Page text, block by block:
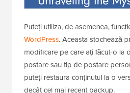
Puteți utiliza, de asemenea,
WordPress. Aceasta stochează
modificare pe care ați făcut-o la o
postare sau tip de postare
puteți restaura conținutul la o
decât cel mai recent backup.